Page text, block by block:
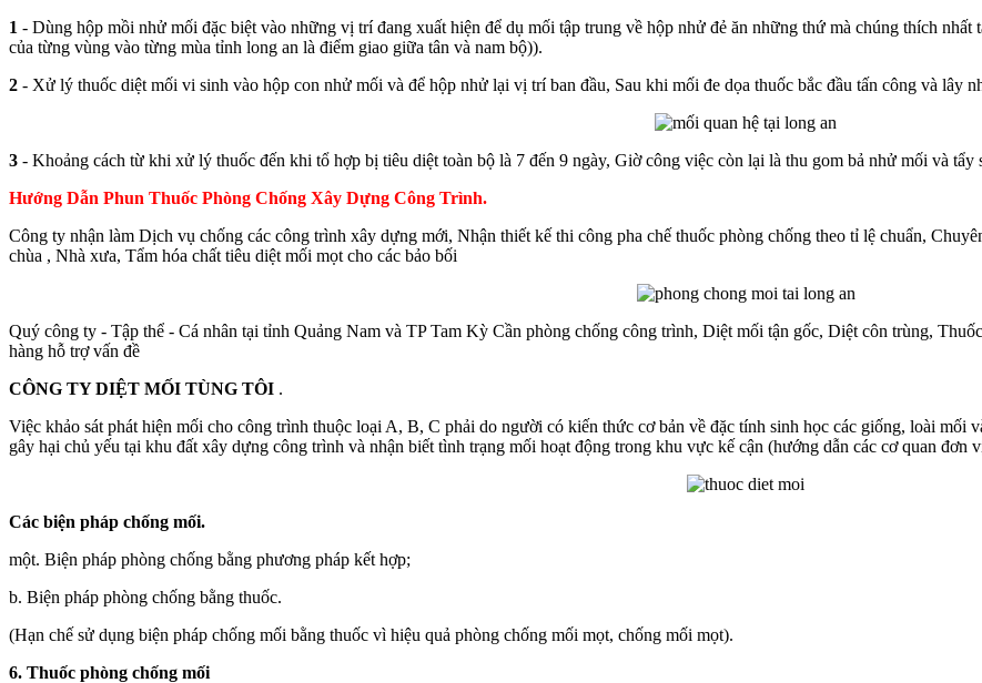
1 - Dùng hộp mồi nhử mối đặc biệt vào những vị trí đang xuất hiện để dụ mối tập trung về hộp nhử đẻ ăn những thứ mà chúng thích
của từng vùng vào từng mùa tỉnh long an là điểm giao giữa tân và nam bộ)).
2 - Xử lý thuốc diệt mối vi sinh vào hộp con nhử mối và để hộp nhử lại vị trí ban đầu, Sau khi mối đe dọa thuốc bắc đầu tấn công và lây
3 - Khoảng cách từ khi xử lý thuốc đến khi tổ hợp bị tiêu diệt toàn bộ là 7 đến 9 ngày, Giờ công việc còn lại là thu gom bả nhử mối và tẩy
Hướng Dẫn Phun Thuốc Phòng Chống Xây Dựng Công Trình.
Công ty nhận làm Dịch vụ chống các công trình xây dựng mới, Nhận thiết kế thi công pha chế thuốc phòng chống theo tỉ lệ chuẩn,
chùa , Nhà xưa, Tẩm hóa chất tiêu diệt mối mọt cho các bảo bối
Quý công ty - Tập thể - Cá nhân tại tỉnh Quảng Nam và TP Tam Kỳ Cần phòng chống công trình, Diệt mối tận gốc, Diệt côn trùng,
hàng hỗ trợ vấn đề
CÔNG TY DIỆT MỐI TÙNG TÔI .
Việc khảo sát phát hiện mối cho công trình thuộc loại A, B, C phải do người có kiến thức cơ bản về đặc tính sinh học các giống, loài mối
gây hại chủ yếu tại khu đất xây dựng công trình và nhận biết tình trạng mối hoạt động trong khu vực kế cận (hướng dẫn các cơ quan đơn
Các biện pháp chống mối.
một. Biện pháp phòng chống bằng phương pháp kết hợp;
b. Biện pháp phòng chống bằng thuốc.
(Hạn chế sử dụng biện pháp chống mối bằng thuốc vì hiệu quả phòng chống mối mọt, chống mối mọt).
6. Thuốc phòng chống mối